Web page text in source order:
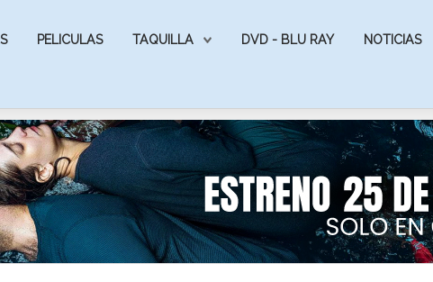
PELICULAS TAQUILLA DVD - BLU RAY NOTICIAS